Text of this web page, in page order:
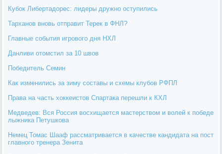
Кубок Либертадорес: лидеры дружно оступились
Тарханов вновь отправит Терек в ФНЛ?
Главные события игрового дня НХЛ
Данливи отомстил за 10 швов
Победитель Семин
Как изменились за зиму составы и схемы клубов РФПЛ
Права на часть хоккеистов Спартака перешли к КХЛ
Медведев: Вся Россия восхищается мастерством и волей к победе
лыжника Петушкова
Немец Томас Шааф рассматривается в качестве кандидата на пост
главного тренера Зенита